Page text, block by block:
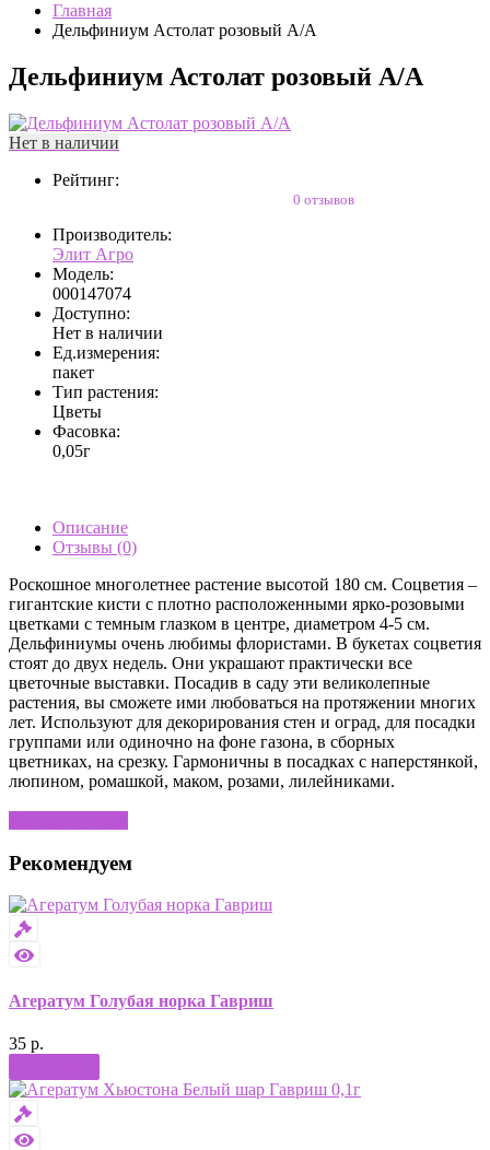
Главная
Дельфиниум Астолат розовый А/А
Дельфиниум Астолат розовый А/А
Нет в наличии
Рейтинг:
0 отзывов
Производитель:
Элит Агро
Модель:
000147074
Доступно:
Нет в наличии
Ед.измерения:
пакет
Тип растения:
Цветы
Фасовка:
0,05г
Описание
Отзывы (0)
Роскошное многолетнее растение высотой 180 см. Соцветия –
гигантские кисти с плотно расположенными ярко-розовыми
цветками с темным глазком в центре, диаметром 4-5 см.
Дельфиниумы очень любимы флористами. В букетах соцветия
стоят до двух недель. Они украшают практически все
цветочные выставки. Посадив в саду эти великолепные
растения, вы сможете ими любоваться на протяжении многих
лет. Используют для декорирования стен и оград, для посадки
группами или одиночно на фоне газона, в сборных
цветниках, на срезку. Гармоничны в посадках с наперстянкой,
люпином, ромашкой, маком, розами, лилейниками.
Рекомендуем
Агератум Голубая норка Гавриш
35 р.